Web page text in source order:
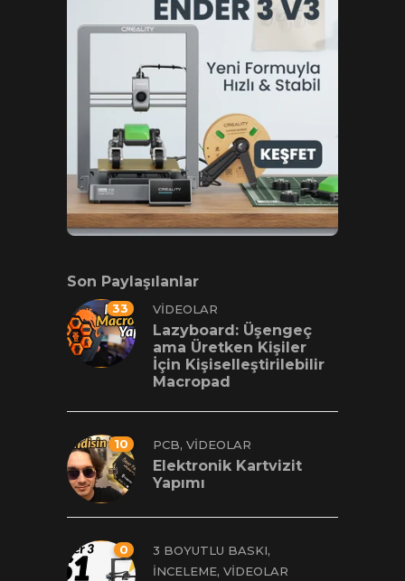
Son Paylaşılanlar
33 VIDEOLAR
Lazyboard: Üşengeç
ama Üretken Kişiler
İçin Kişiselleştirilebilir
Macropad
10 PCB, VIDEOLAR
Elektronik Kartvizit
Yapımı
0 3 BOYUTLU BASKI,
İNCELEME, VIDEOLAR